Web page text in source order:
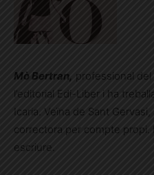
Mò Bertran,
professional
l’editorial Edi-Liber i ha
Icaria. Veïna de Sant
correctora per compte propi.
escriure.